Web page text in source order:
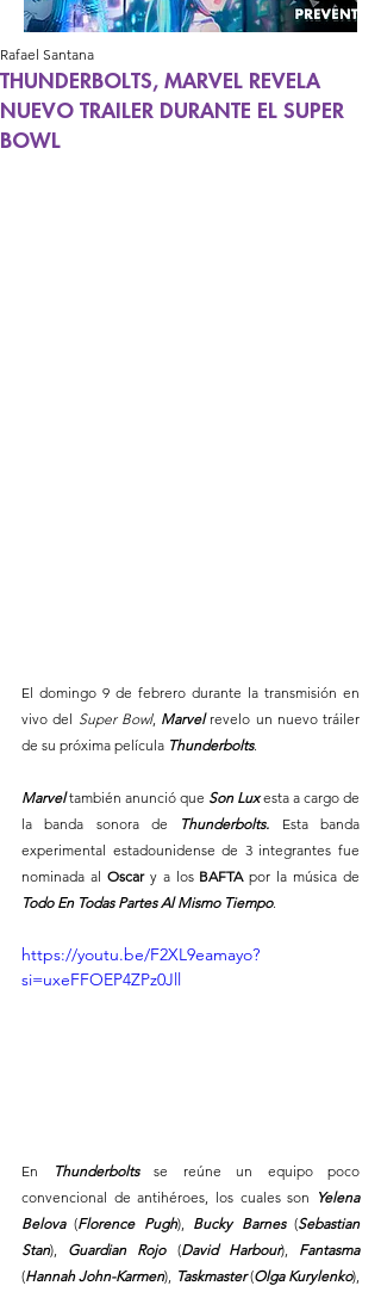
THUNDERBOLTS, MARVEL REVELA
NUEVO TRAILER DURANTE EL SUPER
BOWL
Rafael Santana
El domingo 9 de febrero durante la transmisión en
vivo del Super Bowl, Marvel revelo un nuevo tráiler
de su próxima película Thunderbolts.
Marvel también anunció que Son Lux esta a cargo de
la banda sonora de Thunderbolts. Esta banda
experimental estadounidense de 3 integrantes fue
nominada al Oscar y a los BAFTA por la música de
Todo En Todas Partes Al Mismo Tiempo.
https://youtu.be/F2XL9eamayo?
si=uxeFFOEP4ZPz0Jll
En Thunderbolts se reúne un equipo poco
convencional de antihéroes, los cuales son Yelena
Belova (Florence Pugh), Bucky Barnes (Sebastian
Stan), Guardian Rojo (David Harbour), Fantasma
(Hannah John-Karmen), Taskmaster (Olga Kurylenko),